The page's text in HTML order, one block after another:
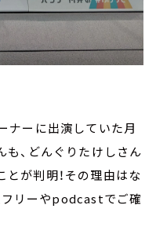
ナーに出演していた月
、どんぐりたけしさん
が判明！その理由はな
フリーやpodcastでご確